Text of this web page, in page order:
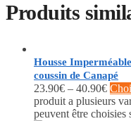
Produits
Housse
coussin de Canapé
23.90€ – 40.90€
produit a plusieurs
peuvent être